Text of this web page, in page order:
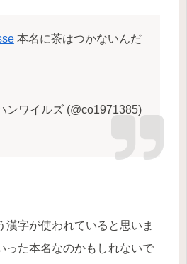
本名に茶はつかないんだ
ンワイルズ (@co1971385)
漢字が使われていると思いま
った本名なのかもしれないで